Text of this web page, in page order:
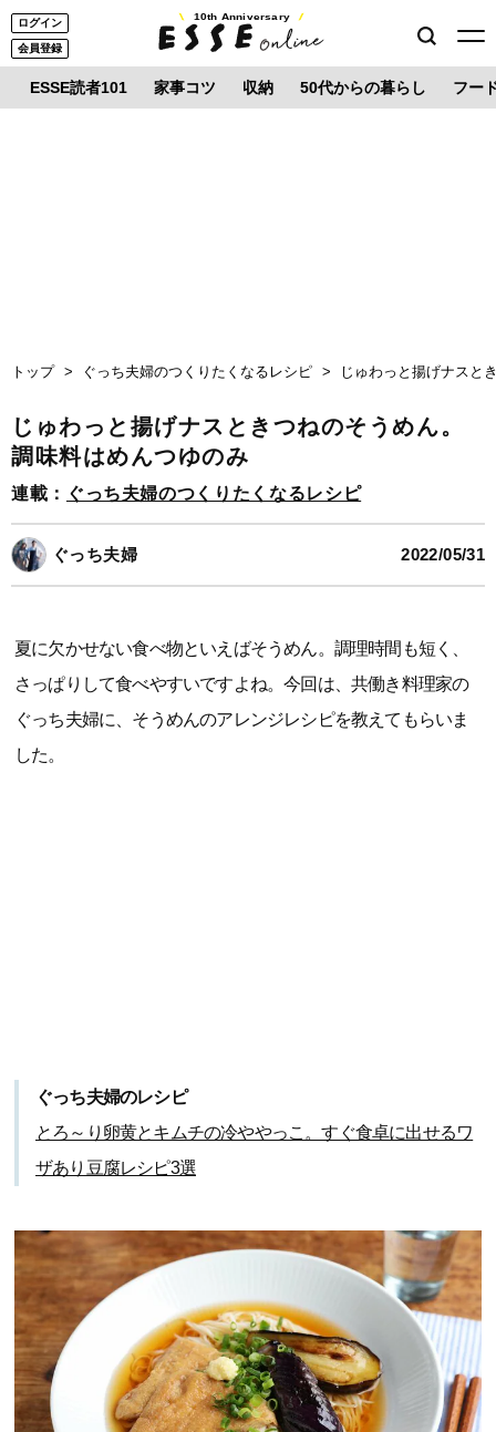
ログイン
会員登録
10th Anniversary
ESSE読者101 家事コツ 収納 50代からの暮らし フー
トップ ぐっち夫婦のつくりたくなるレシピ じゅわっと揚げナスと
じゅわっと揚げナスときつねのそうめん。
調味料はめんつゆのみ
連載： ぐっち夫婦のつくりたくなるレシピ
ぐっち夫婦 2022/05/31
夏に欠かせない食べ物といえばそうめん。調理時間も短く、
さっぱりして食べやすいですよね。今回は、共働き料理家の
ぐっち夫婦に、そうめんのアレンジレシピを教えてもらいま
した。
ぐっち夫婦のレシピ
とろ～り卵黄とキムチの冷ややっこ。すぐ食卓に出せるワ
ザあり豆腐レシピ3選